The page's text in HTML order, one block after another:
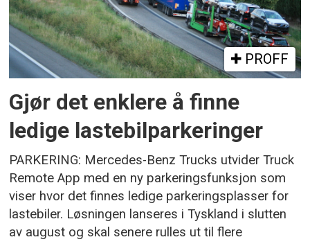
PROFF
Gjør det enklere å finne
ledige lastebilparkeringer
PARKERING: Mercedes-Benz Trucks utvider Truck
Remote App med en ny parkeringsfunksjon som
viser hvor det finnes ledige parkeringsplasser for
lastebiler. Løsningen lanseres i Tyskland i slutten
av august og skal senere rulles ut til flere